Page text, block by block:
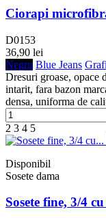
Ciorapi
D0153
36,90 lei
Negru Blue Jeans
Dresuri groase, opace
intarit, fara bazon
densa, uniforma de
2 3 4 5
Disponibil
Sosete dama
Sosete fine, 3/4